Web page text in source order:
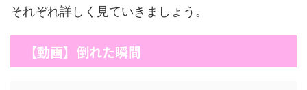
それぞれ詳しく見ていきましょう。
【動画】倒れた瞬間